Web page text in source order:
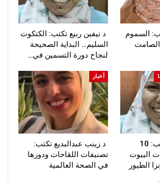
السموم
الصامت
د نيفين ربيع تكتب: الكتكوت
السليم… البداية الصحيحة
لنجاح دورة التسمين في…
د. نيفين ربيع تكتب: 10
البيوت
الطيور
أخبار
د زينب عبدالبديع تكتب:
تصنيفات اللقاحات ودورها
في الصحة العالمية